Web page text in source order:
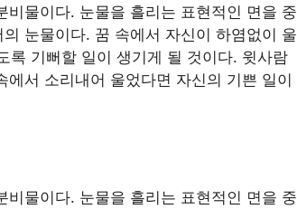
물이다. 눈물을 흘리는 표현적인 면을 중
눈물이다. 꿈 속에서 자신이 하염없이 울
록 기뻐할 일이 생기게 될 것이다. 윗사람
서 소리내어 울었다면 자신의 기쁜 일이
물이다. 눈물을 흘리는 표현적인 면을 중